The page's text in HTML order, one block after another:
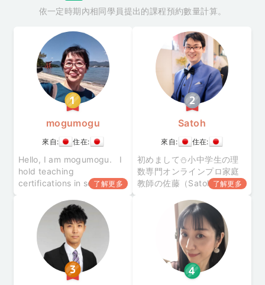
依一定時期內相同學員提出的課程預約數量計算。
mogumogu
來自: 住在:
Hello, I am mogumogu. I
hold teaching
certifications in science
well as a certification to
teach at special-needs
schools.
了解更多
Satoh
來自: 住在:
初めまして⛄小中学生の理
数専門オンラインプロ家庭
教師の佐藤（Satoh）です。
塾で６年間、その後はオン
ライン指導で10年間教えて
きました。また、数年前か
ら他社オンライン家庭教師
でテクニカルサポートも担
当していますので、Zoom、
Google Meet、Teams、
了解更多